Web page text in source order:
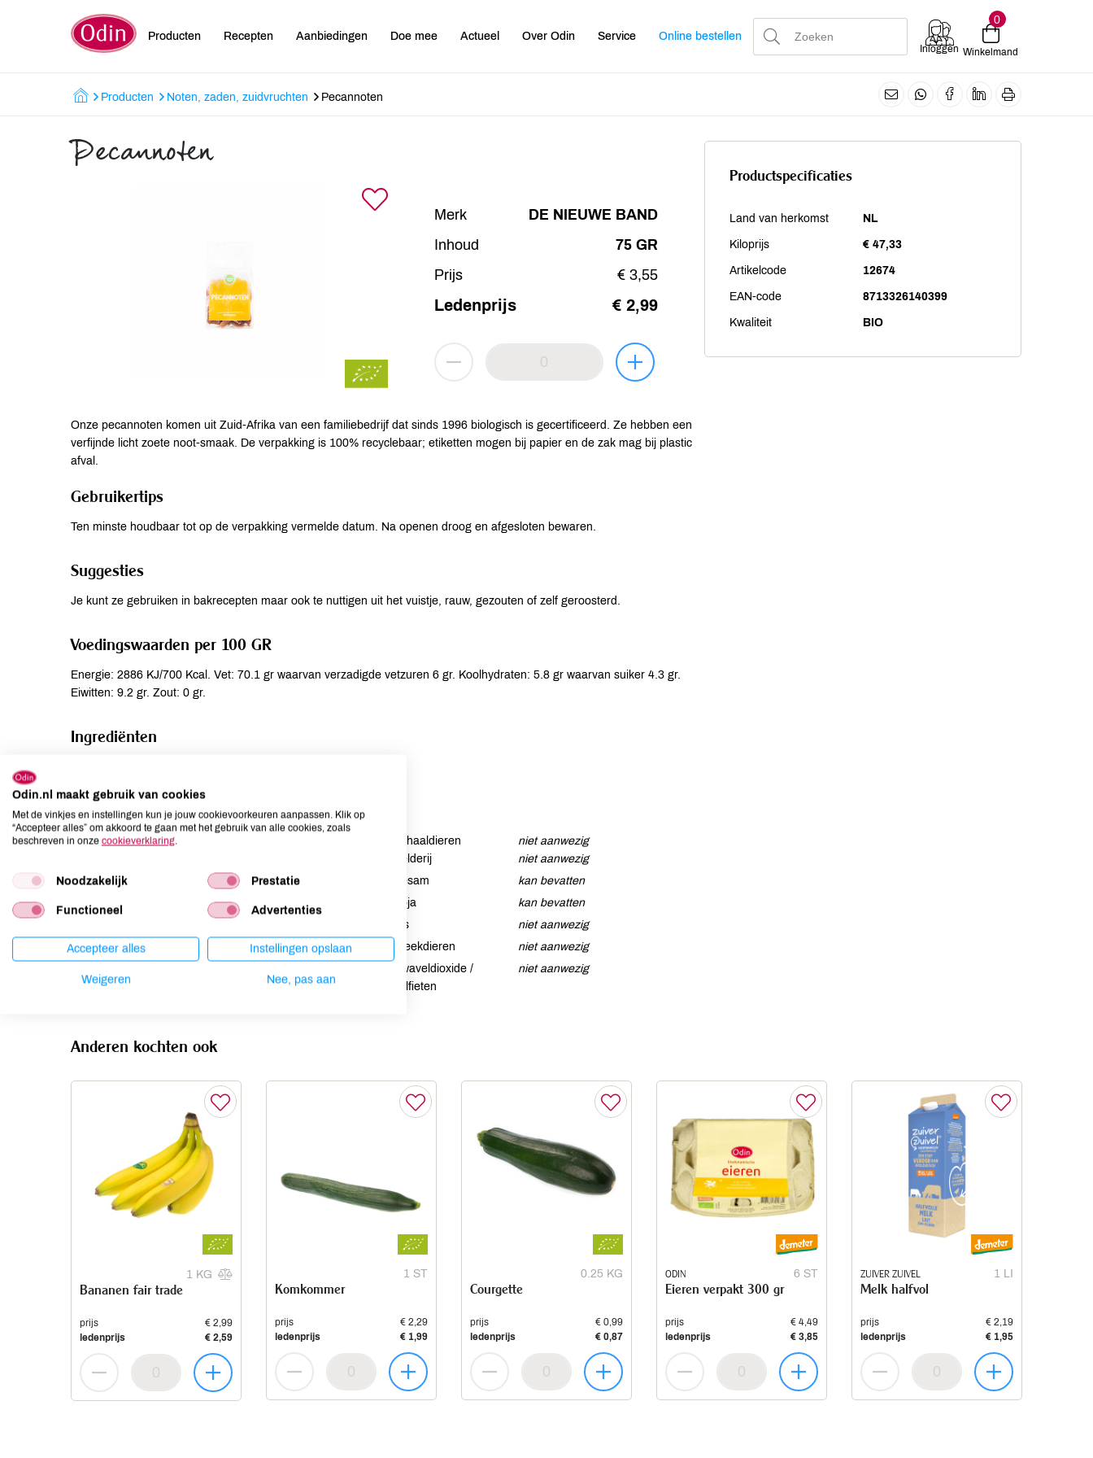
Producten Recepten Aanbiedingen Doe mee Actueel Over Odin Service Online bestellen
Inloggen
0
Winkelmand
Producten Noten, zaden, zuidvruchten Pecannoten
Pecannoten
Merk
DE NIEUWE BAND
Inhoud
75 GR
Prijs
€ 3,55
Ledenprijs € 2,99
Onze pecannoten komen uit Zuid-Afrika van een familiebedrijf dat sinds 1996 biologisch is gecertificeerd. Ze hebben een
verfijnde licht zoete noot-smaak. De verpakking is 100% recyclebaar; etiketten mogen bij papier en de zak mag bij plastic
afval.
Gebruikertips
Ten minste houdbaar tot op de verpakking vermelde datum. Na openen droog en afgesloten bewaren.
Suggesties
Je kunt ze gebruiken in bakrecepten maar ook te nuttigen uit het vuistje, rauw, gezouten of zelf geroosterd.
Voedingswaarden per 100 GR
Energie: 2886 KJ/700 Kcal. Vet: 70.1 gr waarvan verzadigde vetzuren 6 gr. Koolhydraten: 5.8 gr waarvan suiker 4.3 gr.
Eiwitten: 9.2 gr. Zout: 0 gr.
Ingrediënten
Allergenen
Aardnoten
Gluten
kan bevatten
Lactose
niet aanwezig
Mosterd
niet aanwezig
Noten
Schaaldieren
niet aanwezig
Selderij
niet aanwezig
Sesam
kan bevatten
Soja
kan bevatten
Vis
niet aanwezig
Weekdieren
niet aanwezig
Zwaveldioxide /
sulfieten
niet aanwezig
Productspecificaties
Land van herkomst NL
Kiloprijs € 47,33
Artikelcode 12674
EAN-code 8713326140399
Kwaliteit BIO
Anderen kochten ook
1 KG
Bananen fair trade
prijs
€ 2,99
ledenprijs
€ 2,59
1 ST
Komkommer
prijs
€ 2,29
ledenprijs
€ 1,99
0.25 KG
Courgette
prijs
€ 0,99
ledenprijs
€ 0,87
ODIN 6 ST
Eieren verpakt 300 gr
prijs
€ 4,49
ledenprijs
€ 3,85
ZUIVER ZUIVEL 1 LI
Melk halfvol
prijs
€ 2,19
ledenprijs
€ 1,95
Odin.nl maakt gebruik van cookies
Met de vinkjes en instellingen kun je jouw cookievoorkeuren aanpassen. Klik op
“Accepteer alles” om akkoord te gaan met het gebruik van alle cookies, zoals
beschreven in onze cookieverklaring.
Noodzakelijk Prestatie
Functioneel Advertenties
Accepteer alles Instellingen opslaan
Weigeren Nee, pas aan